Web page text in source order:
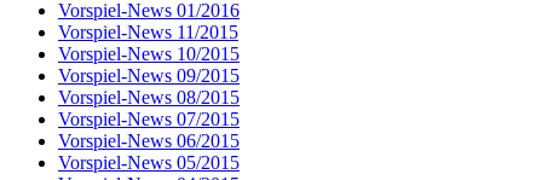
Vorspiel-News 01/2016
Vorspiel-News 11/2015
Vorspiel-News 10/2015
Vorspiel-News 09/2015
Vorspiel-News 08/2015
Vorspiel-News 07/2015
Vorspiel-News 06/2015
Vorspiel-News 05/2015